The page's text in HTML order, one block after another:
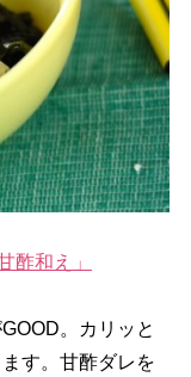
酢和え」
。カリッと
す。甘酢ダレを